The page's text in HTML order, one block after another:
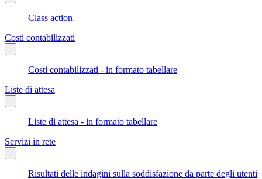
Class action
Costi contabilizzati
Costi contabilizzati - in formato tabellare
Liste di attesa
Liste di attesa - in formato tabellare
Servizi in rete
Risultati delle indagini sulla soddisfazione da parte degli utenti